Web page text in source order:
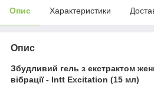
Опис Характеристики
Опис
Збудливий гель з екстрактом
вібрації - Intt Excitation (15 мл)